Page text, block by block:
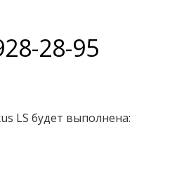
28-95
LS будет выполнена: